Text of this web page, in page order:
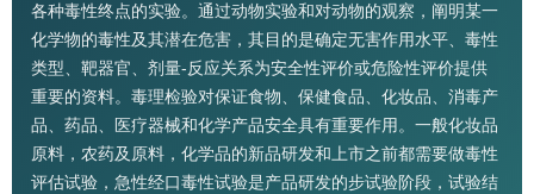
各种毒性终点的实验。通过动物实验和对动物的观察，阐明某一
化学物的毒性及其潜在危害，其目的是确定无害作用水平、毒性
类型、靶器官、剂量-反应关系为安全性评价或危险性评价提供
重要的资料。毒理检验对保证食物、保健食品、化妆品、消毒产
品、药品、医疗器械和化学产品安全具有重要作用。一般化妆品
原料，农药及原料，化学品的新品研发和上市之前都需要做毒性
评估试验，急性经口毒性试验是产品研发的步试验阶段，试验结